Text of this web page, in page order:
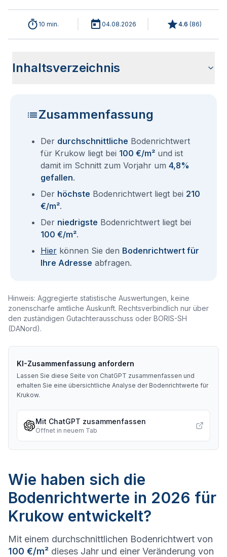
10 min. 04.08.2026 4.6 (86)
Inhaltsverzeichnis
Zusammenfassung
Der durchschnittliche Bodenrichtwert
für Krukow liegt bei 100 €/m² und ist
damit im Schnitt zum Vorjahr um 4,8%
gefallen.
Der höchste Bodenrichtwert liegt bei 210
€/m².
Der niedrigste Bodenrichtwert liegt bei
100 €/m².
Hier können Sie den Bodenrichtwert für
Ihre Adresse abfragen.
Hinweis: Aggregierte statistische Auswertungen, keine
zonenscharfe amtliche Auskunft. Rechtsverbindlich nur über
den zuständigen Gutachterausschuss oder BORIS-SH
(DANord).
KI-Zusammenfassung anfordern
Lassen Sie diese Seite von ChatGPT zusammenfassen und
erhalten Sie eine übersichtliche Analyse der Bodenrichtwerte für
Krukow.
Mit ChatGPT zusammenfassen
Öffnet in neuem Tab
Wie haben sich die
Bodenrichtwerte in 2026 für
Krukow entwickelt?
Mit einem durchschnittlichen Bodenrichtwert von
100 €/m² dieses Jahr und einer Veränderung von